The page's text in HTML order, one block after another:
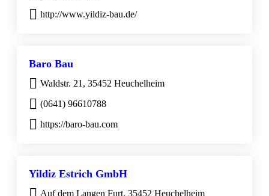
http://www.yildiz-bau.de/
Baro Bau
Waldstr. 21, 35452 Heuchelheim
(0641) 96610788
https://baro-bau.com
Yildiz Estrich GmbH
Auf dem Langen Furt, 35452 Heuchelheim